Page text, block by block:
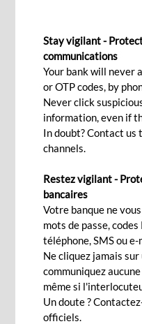
Pour une
l'esprit
Ça m'intéresse!
Comment imaginez-
croisière autour du
simplement lire
d’un arbre ? Votre
offre tous les
transactionnel et
moment venu,
Stay vigilant -
communications
Your bank will never
or OTP codes, by
Never click
information, even if
In doubt? Contact
channels.
Restez vigilant -
bancaires
Votre banque ne
mots de passe,
téléphone, SMS ou e-
Ne cliquez jamais
communiquez
même si
Un doute ?
officiels.